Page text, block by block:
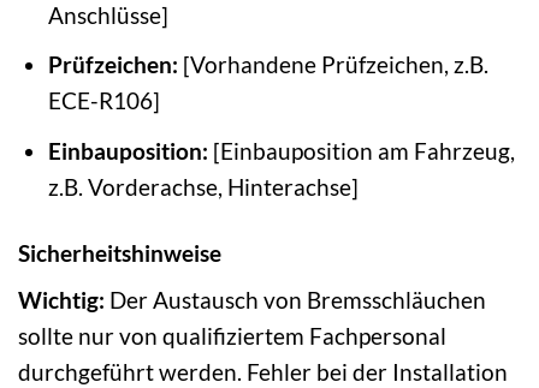
Anschlüsse]
Prüfzeichen: [Vorhandene Prüfzeichen, z.B.
ECE-R106]
Einbauposition: [Einbauposition am Fahrzeug,
z.B. Vorderachse, Hinterachse]
Sicherheitshinweise
Wichtig: Der Austausch von Bremsschläuchen
sollte nur von qualifiziertem Fachpersonal
durchgeführt werden. Fehler bei der Installation